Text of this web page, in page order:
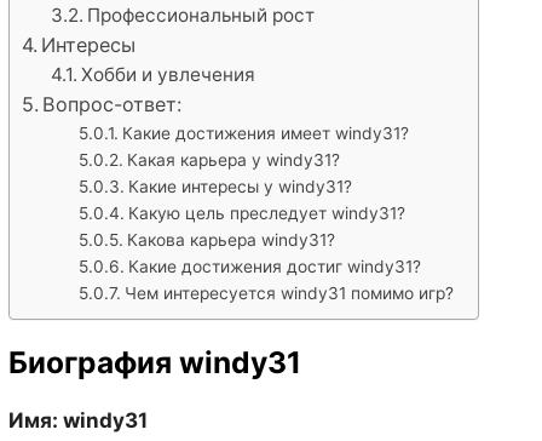
Профессиональный рост
Интересы
Хобби и увлечения
Вопрос-ответ:
Какие достижения имеет windy31?
Какая карьера у windy31?
Какие интересы у windy31?
Какую цель преследует windy31?
Какова карьера windy31?
Какие достижения достиг windy31?
Чем интересуется windy31 помимо игр?
Биография windy31
Имя: windy31